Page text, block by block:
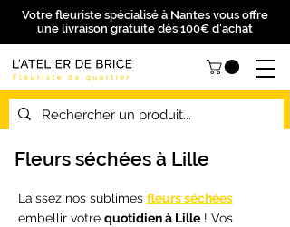
Votre fleuriste spécialisé à Nantes vous offre
une livraison gratuite dès 100€ d'achat
Fleurs séchées à Lille
Laissez nos sublimes fleurs séchées
embellir votre quotidien à Lille ! Vos